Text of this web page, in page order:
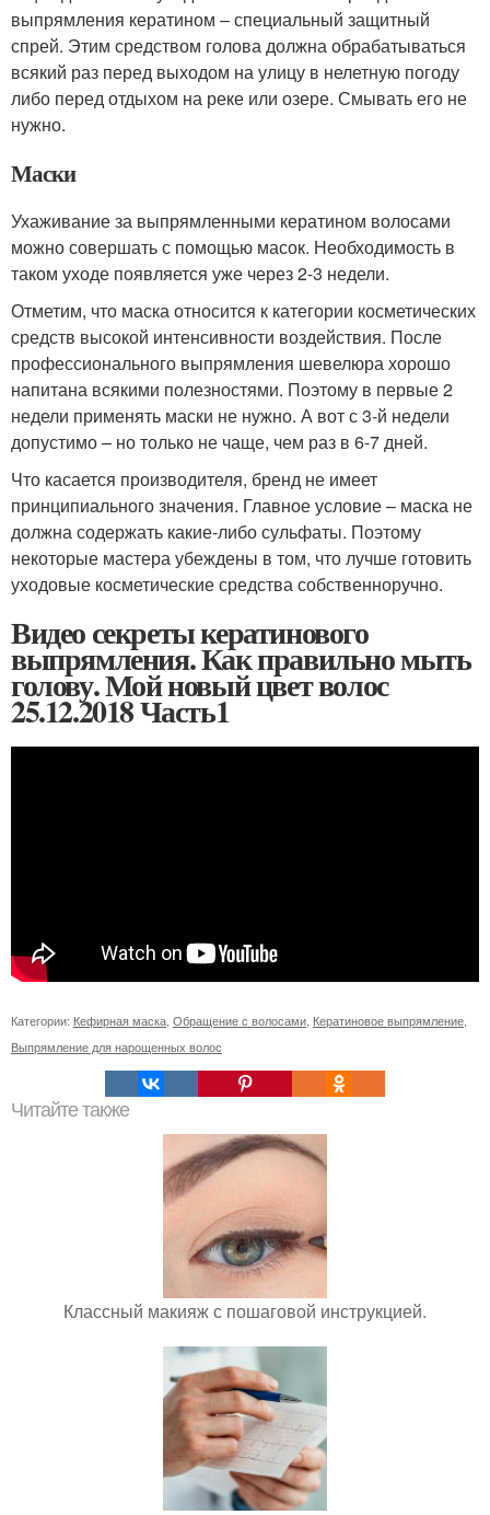
выпрямления кератином – специальный защитный
спрей. Этим средством голова должна обрабатываться
всякий раз перед выходом на улицу в нелетную погоду
либо перед отдыхом на реке или озере. Смывать его не
нужно.
Маски
Ухаживание за выпрямленными кератином волосами
можно совершать с помощью масок. Необходимость в
таком уходе появляется уже через 2-3 недели.
Отметим, что маска относится к категории косметических
средств высокой интенсивности воздействия. После
профессионального выпрямления шевелюра хорошо
напитана всякими полезностями. Поэтому в первые 2
недели применять маски не нужно. А вот с 3-й недели
допустимо – но только не чаще, чем раз в 6-7 дней.
Что касается производителя, бренд не имеет
принципиального значения. Главное условие – маска не
должна содержать какие-либо сульфаты. Поэтому
некоторые мастера убеждены в том, что лучше готовить
уходовые косметические средства собственноручно.
Видео секреты кератинового
выпрямления. Как правильно мыть
голову. Мой новый цвет волос
25.12.2018 Часть1
Категории: Кефирная маска Обращение с волосами Кератиновое выпрямление
Выпрямление для нарощенных волос
Читайте также
Классный макияж с пошаговой инструкцией.